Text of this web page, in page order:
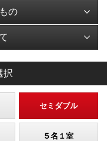
の
択
セミダブル
５名１室